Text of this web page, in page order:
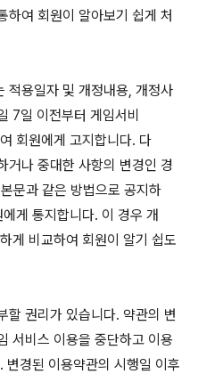
하여 회원이 알아보기 쉽게 처
용일자 및 개정내용, 개정사
7일 이전부터 게임서비
회원에게 고지합니다. 다
거나 중대한 사항의 변경인 경
문과 같은 방법으로 공지하
게 통지합니다. 이 경우 개
게 비교하여 회원이 알기 쉽도
권리가 있습니다. 약관의 변
서비스 이용을 중단하고 이용
경된 이용약관의 시행일 이후